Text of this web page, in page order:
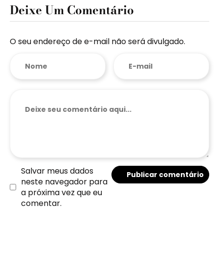
Deixe Um Comentário
O seu endereço de e-mail não será divulgado.
Salvar meus dados
neste navegador para
a próxima vez que eu
comentar.